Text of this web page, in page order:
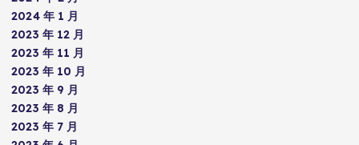
2024 年 1 月
2023 年 12 月
2023 年 11 月
2023 年 10 月
2023 年 9 月
2023 年 8 月
2023 年 7 月